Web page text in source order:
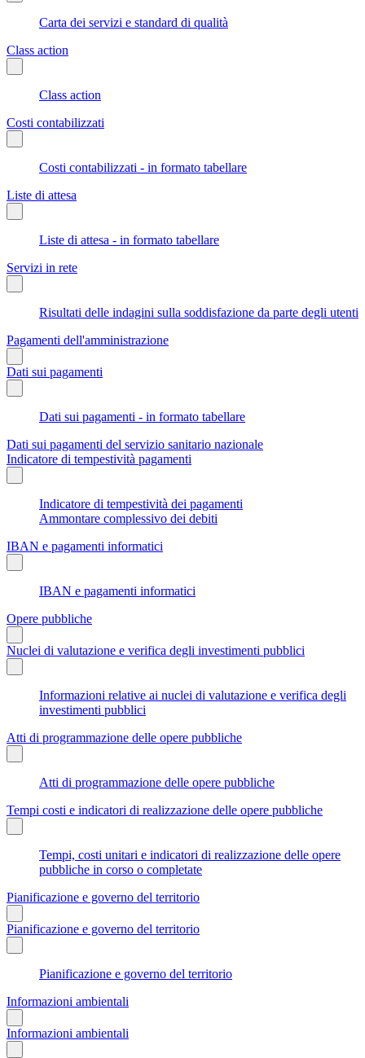
Carta dei servizi e standard di qualità
Class action
Class action
Costi contabilizzati
Costi contabilizzati - in formato tabellare
Liste di attesa
Liste di attesa - in formato tabellare
Servizi in rete
Risultati delle indagini sulla soddisfazione da parte degli utenti
Pagamenti dell'amministrazione
Dati sui pagamenti
Dati sui pagamenti - in formato tabellare
Dati sui pagamenti del servizio sanitario nazionale
Indicatore di tempestività pagamenti
Indicatore di tempestività dei pagamenti
Ammontare complessivo dei debiti
IBAN e pagamenti informatici
IBAN e pagamenti informatici
Opere pubbliche
Nuclei di valutazione e verifica degli investimenti pubblici
Informazioni relative ai nuclei di valutazione e verifica degli
investimenti pubblici
Atti di programmazione delle opere pubbliche
Atti di programmazione delle opere pubbliche
Tempi costi e indicatori di realizzazione delle opere pubbliche
Tempi, costi unitari e indicatori di realizzazione delle opere
pubbliche in corso o completate
Pianificazione e governo del territorio
Pianificazione e governo del territorio
Pianificazione e governo del territorio
Informazioni ambientali
Informazioni ambientali